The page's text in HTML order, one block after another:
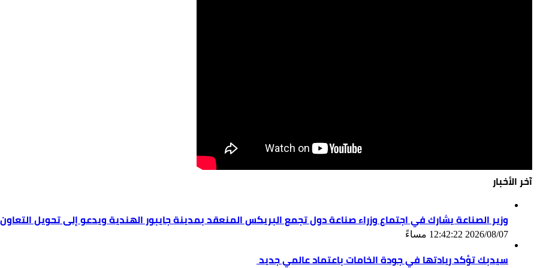
آخر الأخبار
وزير الصناعة يشارك في اجتماع وزراء صناعة دول تجمع البريكس المنعقد بمدينة جايبور الهندية ويدعو إلى تحويل
2026/08/07 12:42:22 مساءً
سيدبك تؤكد ريادتها في جودة الخامات باعتماد عالمي جديد